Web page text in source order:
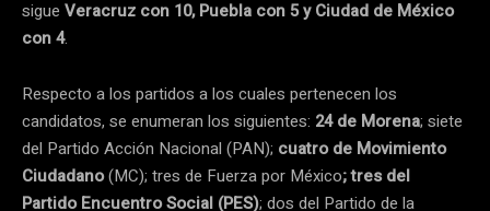
sigue Veracruz con 10, Puebla con 5 y Ciudad de México
con 4.
Respecto a los partidos a los cuales pertenecen los
candidatos, se enumeran los siguientes: 24 de Morena; siete
del Partido Acción Nacional (PAN); cuatro de Movimiento
Ciudadano(MC); tres de Fuerza por México; tres del
Partido Encuentro Social (PES); dos del Partido de la